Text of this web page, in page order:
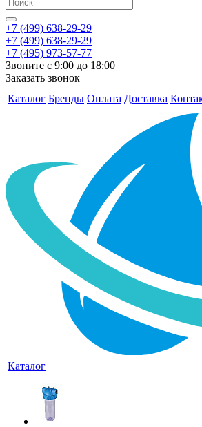
+7 (499) 638-29-29
+7 (499) 638-29-29
+7 (495) 973-57-77
Звоните с 9:00 до 18:00
Заказать звонок
Каталог Бренды Оплата Доставка
Каталог